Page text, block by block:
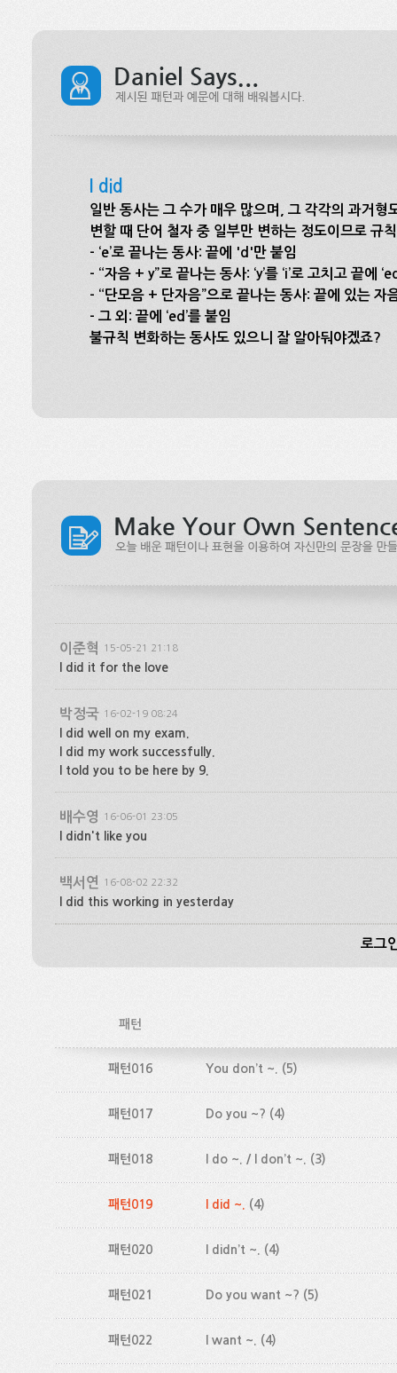
I did
일반 동사는 그 수가 매우 많으며, 그 각각의 과거
변할 때 단어 철자 중 일부만 변하는 정도이므로 규
- ‘e’로 끝나는 동사: 끝에 'd'만 붙임
- “자음 + y”로 끝나는 동사: ‘y’를 ‘i’로 고치고 끝에
- “단모음 + 단자음”으로 끝나는 동사: 끝에 있는 자
- 그 외: 끝에 ‘ed’를 붙임
불규칙 변화하는 동사도 있으니 잘 알아둬야겠죠?
이준혁 15-05-21 21:18
I did it for the love
박정국 16-02-19 08:24
I did well on my exam.
I did my work successfully.
I told you to be here by 9.
배수영 16-06-01 23:05
l didn't like you
백서연 16-08-02 22:32
I did this working in yesterday
로그
패턴
패턴016 You don’t ~. (5)
패턴017 Do you ~? (4)
패턴018 I do ~. / I don’t ~. (3)
패턴019 I did ~. (4)
패턴020 I didn’t ~. (4)
패턴021 Do you want ~? (5)
패턴022 I want ~. (4)